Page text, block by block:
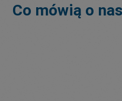
Co mówią o